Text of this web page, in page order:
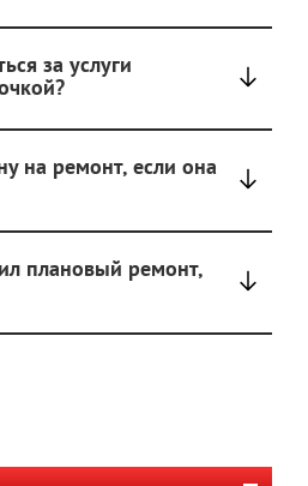
за услуги
на ремонт, если она
плановый ремонт,